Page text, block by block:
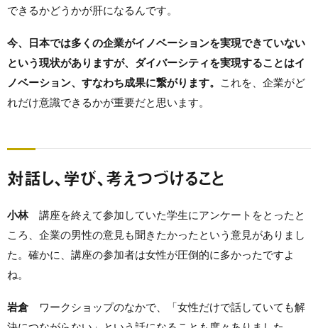
できるかどうかが肝になるんです。
今、日本では多くの企業がイノベーションを実現できていない
という現状がありますが、ダイバーシティを実現することはイ
ノベーション、すなわち成果に繋がります。
これを、企業がど
れだけ意識できるかが重要だと思います。
対話し、学び、考えつづけること
小林講座を終えて参加していた学生にアンケートをとったと
ころ、企業の男性の意見も聞きたかったという意見がありまし
た。確かに、講座の参加者は女性が圧倒的に多かったですよ
ね。
岩倉ワークショップのなかで、「女性だけで話していても解